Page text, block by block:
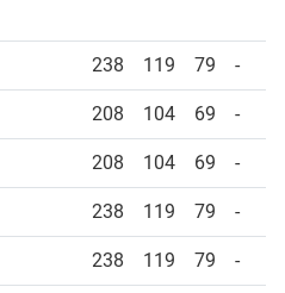
238 119 79 -
208 104 69 -
208 104 69 -
238 119 79 -
238 119 79 -